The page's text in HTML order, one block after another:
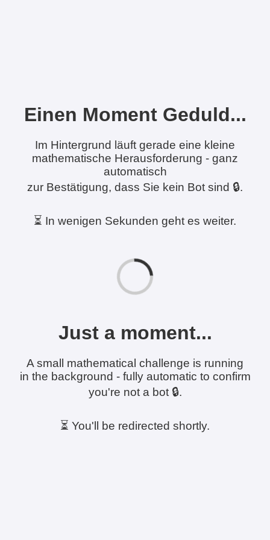
Einen Moment Geduld...
Im Hintergrund läuft gerade eine kleine
mathematische Herausforderung - ganz
automatisch
zur Bestätigung, dass Sie kein Bot sind 🔒.
⏳ In wenigen Sekunden geht es weiter.
Just a moment...
A small mathematical challenge is running
in the background - fully automatic to confirm
you're not a bot 🔒.
⏳ You'll be redirected shortly.